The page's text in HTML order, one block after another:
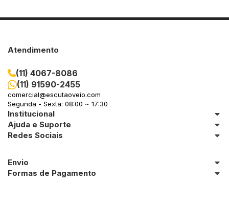
Atendimento
(11) 4067-8086
(11) 91590-2455
comercial@escutaoveio.com
Segunda - Sexta: 08:00 ~ 17:30
Institucional
Ajuda e Suporte
Redes Sociais
Envio
Formas de Pagamento